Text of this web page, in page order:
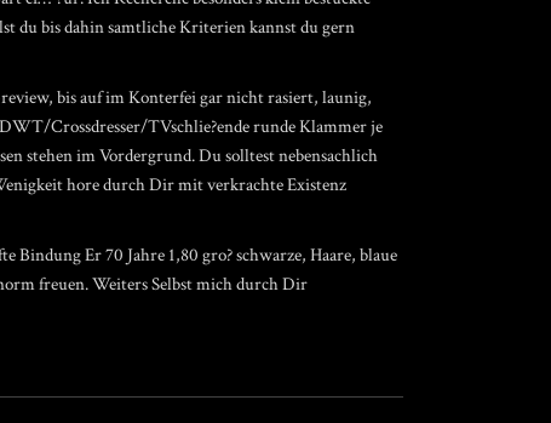
du bis dahin samtliche Kriterien kannst du gern
, bis auf im Konterfei gar nicht rasiert, launig,
Crossdresser/TVschlie?ende runde Klammer je
stehen im Vordergrund. Du solltest nebensachlich
hore durch Dir mit verkrachte Existenz
Bindung Er 70 Jahre 1,80 gro? schwarze, Haare, blaue
freuen. Weiters Selbst mich durch Dir